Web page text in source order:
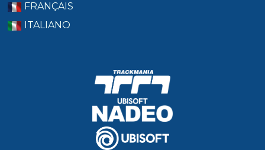
FRANÇAIS
ITALIANO